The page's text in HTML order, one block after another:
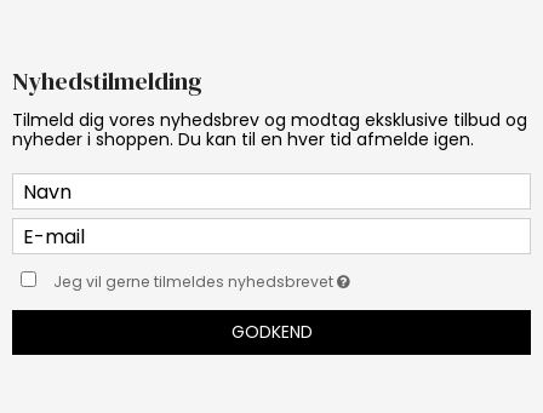
Nyhedstilmelding
Tilmeld dig vores nyhedsbrev og modtag eksklusive tilbud og
nyheder i shoppen. Du kan til en hver tid afmelde igen.
Jeg vil gerne tilmeldes nyhedsbrevet
GODKEND